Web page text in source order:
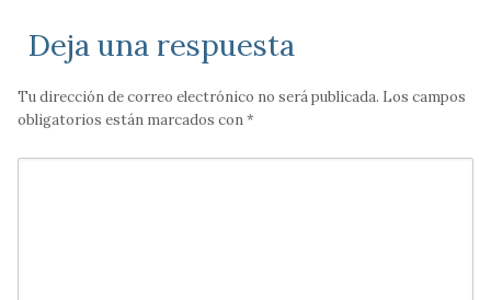
Deja una respuesta
Tu dirección de correo electrónico no será publicada. Los campos
obligatorios están marcados con*